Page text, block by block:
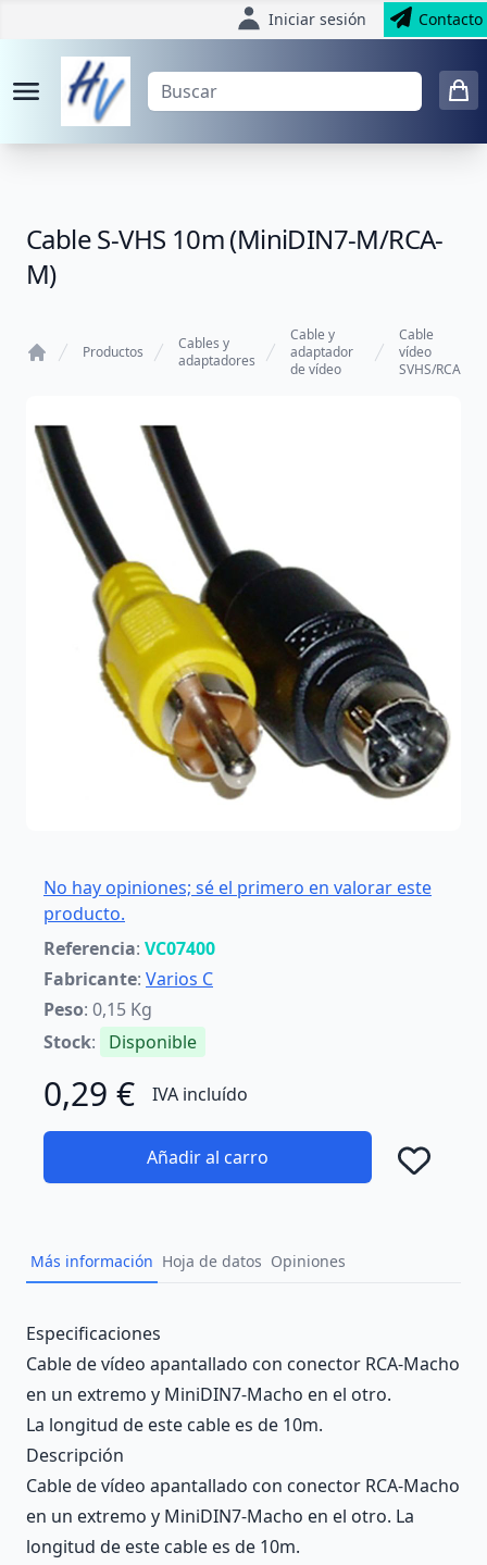
Iniciar sesión Contacto
Cable S-VHS 10m (MiniDIN7-M/RCA-
M)
Productos
Cables y
adaptadores
Cable y
adaptador
de vídeo
Cable
vídeo
SVHS/RCA
No hay opiniones; sé el primero en valorar este
producto.
Referencia: VC07400
Fabricante: Varios C
Peso: 0,15 Kg
Stock: Disponible
0,29 € IVA incluído
Añadir al carro
Más información Hoja de datos Opiniones
Description
Especificaciones
Cable de vídeo apantallado con conector RCA-Macho
en un extremo y MiniDIN7-Macho en el otro.
La longitud de este cable es de 10m.
Descripción
Cable de vídeo apantallado con conector RCA-Macho
en un extremo y MiniDIN7-Macho en el otro. La
longitud de este cable es de 10m.